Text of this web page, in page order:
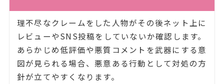
理不尽なクレームをした人物がその後ネット上に
レビューやSNS投稿をしていないか確認します。
あらかじめ低評価や悪質コメントを武器にする意
図が見られる場合、悪意ある行動として対処の方
針が立てやすくなります。